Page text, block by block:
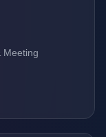
Meeting